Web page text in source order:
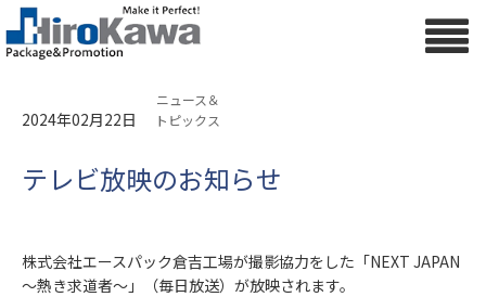
2024年02月22日
ニュース＆
トピックス
テレビ放映のお知らせ
株式会社エースパック倉吉工場が撮影協力をした「NEXT JAPAN
～熱き求道者～」（毎日放送）が放映されます。